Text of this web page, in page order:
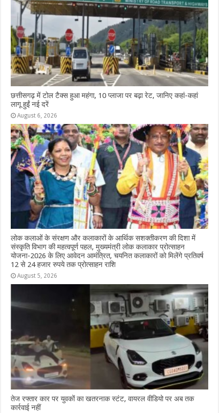
छत्तीसगढ़ में टोल टैक्स हुआ महंगा, 10 प्लाजा पर बढ़ा रेट, जानिए कहां-कहां
लागू हुईं नई दरें
August 6, 2026
लोक कलाओं के संरक्षण और कलाकारों के आर्थिक सशक्तीकरण की दिशा में
संस्कृति विभाग की महत्वपूर्ण पहल, मुख्यमंत्री लोक कलाकार प्रोत्साहन
योजना-2026 के लिए आवेदन आमंत्रित, चयनित कलाकारों को मिलेंगे प्रतिवर्ष
12 से 24 हजार रुपये तक प्रोत्साहन राशि
August 5, 2026
तेज रफ्तार कार पर युवकों का खतरनाक स्टंट, वायरल वीडियो पर अब तक
कार्रवाई नहीं